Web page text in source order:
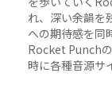
れ、深い余韻を
への期待感を同
Rocket Punch
時に各種音源サ